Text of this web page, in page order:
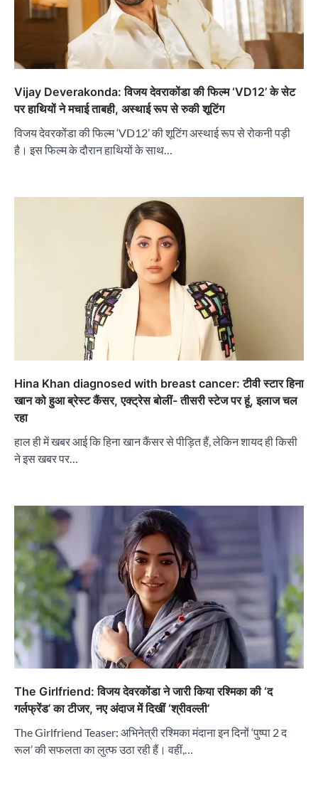
Vijay Deverakonda: विजय देवराकोंडा की फिल्म ‘VD12’ के सेट
पर हाथियों ने मचाई ताबही, अस्थाई रूप से रुकी शूटिंग
विजय देवरकोंडा की फिल्म ‘VD12’ की शूटिंग अस्थाई रूप से रोकनी पड़ी
है। इस फिल्म के दौरान हाथियों के साथ…
Hina Khan diagnosed with breast cancer: टीवी स्टार हिना
खान को हुआ ब्रेस्ट कैंसर, एक्ट्रेस बोलीं- तीसरी स्टेज पर हूं, इलाज चल
रहा
हाल ही में खबर आई कि हिना खान कैंसर से पीड़ित हैं, लेकिन शायद ही किसी
ने इस खबर पर…
The Girlfriend: विजय देवरकोंडा ने जारी किया रश्मिका की ‘द
गर्लफ्रेंड’ का टीजर, नए अंदाज में दिखीं ‘श्रीवल्ली’
The Girlfriend Teaser: अभिनेत्री रश्मिका मंदाना इन दिनों ‘पुष्पा 2 द
रूल’ की सफलता का लुत्फ उठा रही हैं। वहीं,…